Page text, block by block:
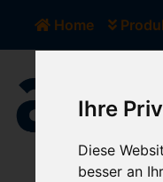
Ihre
Diese
besser an
Home